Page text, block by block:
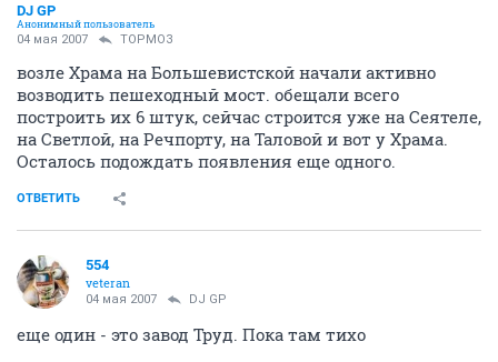
DJ GP
Анонимный пользователь
04 мая 2007 ТОРМОЗ
возле Храма на Большевистской начали активно
возводить пешеходный мост. обещали всего
построить их 6 штук, сейчас строится уже на Сеятеле,
на Светлой, на Речпорту, на Таловой и вот у Храма.
Осталось подождать появления еще одного.
ОТВЕТИТЬ
554
veteran
04 мая 2007 DJ GP
еще один - это завод Труд. Пока там тихо